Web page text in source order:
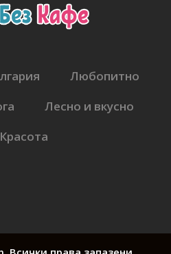
Любопитно
Лесно и вкусно
Красота